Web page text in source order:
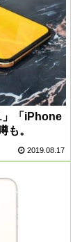
」「iPhone
も。
2019.08.17